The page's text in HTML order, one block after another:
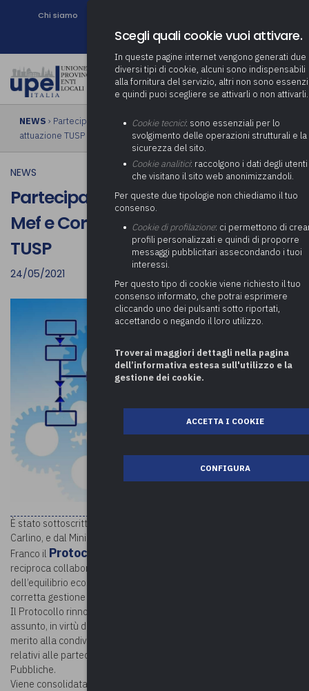
Chi siamo
Newsletter
search
NEWS › Partecipazioni delle PA: intesa fra Mef e Corte dei Conti su
attuazione TUSP
NEWS
Partecipazioni delle PA: intesa fra
Mef e Corte dei Conti su attuazione
TUSP
24/05/2021
È stato sottoscritto dal Presidente della Corte dei Conti, Guido
Carlino, e dal Ministro dell’Economia e delle Finanze, Daniele
Franco il Protocollo d’intesa
reciproca collaborazione istituzionale finalizzata alla tutela
dell’equilibrio economico-finanziario del settore pubblico e alla
corretta gestione delle risorse collettive.
Il Protocollo rinnova l’impegno che il Dipartimento del Tesoro ha
assunto, in virtù di una precedente Intesa, con la Corte dei conti in
merito alla condivisione e alla fruibilità delle informazioni e dei dati
relativi alle partecipazioni detenute dalle Amministrazioni
Pubbliche.
Viene consolidata la collaborazione tra la Struttura individuata
Scegli quali cookie vuoi attivare.
In queste pagine internet vengono generati due
diversi tipi di cookie, alcuni sono indispensabili
alla fornitura del servizio, altri non sono
e quindi puoi scegliere se attivarli o non attivarli.
Cookie tecnici: sono essenziali per lo
svolgimento delle operazioni strutturali e la
sicurezza del sito.
Cookie analitici: raccolgono i dati degli utenti
che visitano il sito web anonimizzandoli.
Per queste due tipologie non chiediamo il tuo
consenso.
Cookie di profilazione: ci permettono di
profili personalizzati e quindi di proporre
messaggi pubblicitari assecondando i tuoi
interessi.
Per questo tipo di cookie viene richiesto il tuo
consenso informato, che potrai esprimere
cliccando uno dei pulsanti sotto riportati,
accettando o negando il loro utilizzo.
Troverai maggiori dettagli nella pagina
dell’informativa estesa sull'utilizzo e la
gestione dei cookie.
ACCETTA I COOKIE
CONFIGURA